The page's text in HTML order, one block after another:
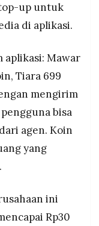
up untuk
di aplikasi.
aplikasi: Mawar
Tiara 699
mengirim
bisa
agen. Koin
yang
ini
Rp30